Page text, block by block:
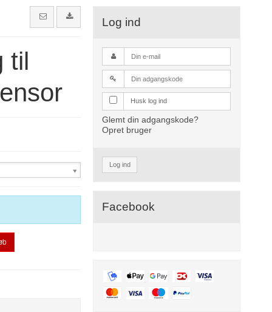
til
Log ind
Husk log ind
Glemt din adgangskode?
Opret bruger
Log ind
Facebook